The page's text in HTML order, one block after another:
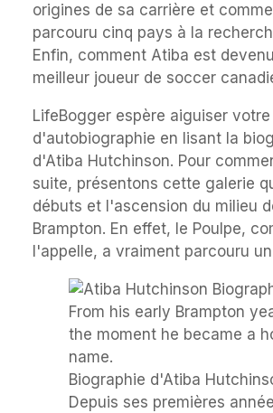
origines de sa carrière et
parcouru cinq pays à la
Enfin, comment Atiba est
meilleur joueur de soccer
LifeBogger espère aiguiser
d'autobiographie en lisant la
d'Atiba Hutchinson. Pour
suite, présentons cette galerie
débuts et l'ascension du milieu
Brampton. En effet, le Poulpe,
l'appelle, a vraiment parcouru
Biographie d'Atiba
Depuis ses premières